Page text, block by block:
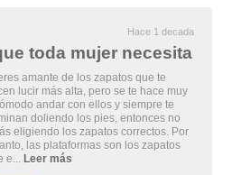
Hace 1 decada
toda mujer necesita
amante de los zapatos que te
lucir más alta, pero se te hace muy
andar con ellos y siempre te
doliendo los pies, entonces no
eligiendo los zapatos correctos. Por
las plataformas son los zapatos
e... Leer más